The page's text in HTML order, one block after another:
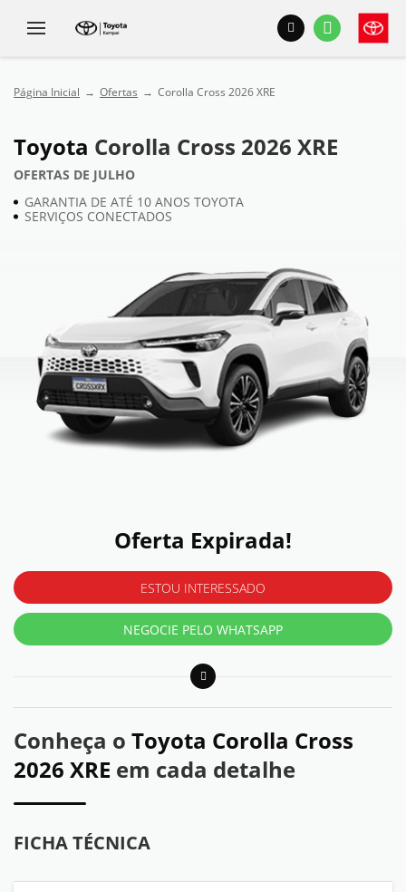
Página Inicial Ofertas Corolla Cross 2026 XRE
Toyota Corolla Cross 2026 XRE
OFERTAS DE JULHO
GARANTIA DE ATÉ 10 ANOS TOYOTA
SERVIÇOS CONECTADOS
Oferta Expirada!
ESTOU INTERESSADO
NEGOCIE PELO WHATSAPP
Conheça o Toyota Corolla Cross
2026 XRE em cada detalhe
FICHA TÉCNICA